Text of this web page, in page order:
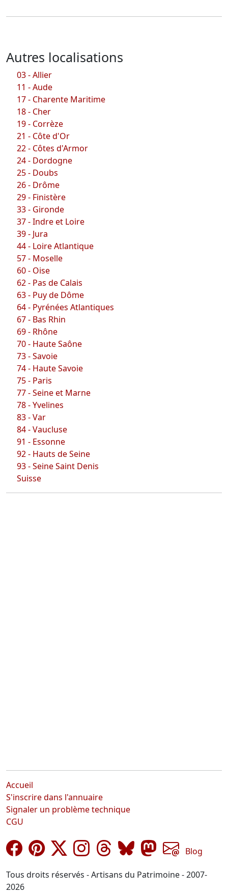
Autres localisations
03 - Allier
11 - Aude
17 - Charente Maritime
18 - Cher
19 - Corrèze
21 - Côte d'Or
22 - Côtes d'Armor
24 - Dordogne
25 - Doubs
26 - Drôme
29 - Finistère
33 - Gironde
37 - Indre et Loire
39 - Jura
44 - Loire Atlantique
57 - Moselle
60 - Oise
62 - Pas de Calais
63 - Puy de Dôme
64 - Pyrénées Atlantiques
67 - Bas Rhin
69 - Rhône
70 - Haute Saône
73 - Savoie
74 - Haute Savoie
75 - Paris
77 - Seine et Marne
78 - Yvelines
83 - Var
84 - Vaucluse
91 - Essonne
92 - Hauts de Seine
93 - Seine Saint Denis
Suisse
Accueil
S'inscrire dans l'annuaire
Signaler un problème technique
CGU
Blog
Tous droits réservés - Artisans du Patrimoine - 2007-
2026